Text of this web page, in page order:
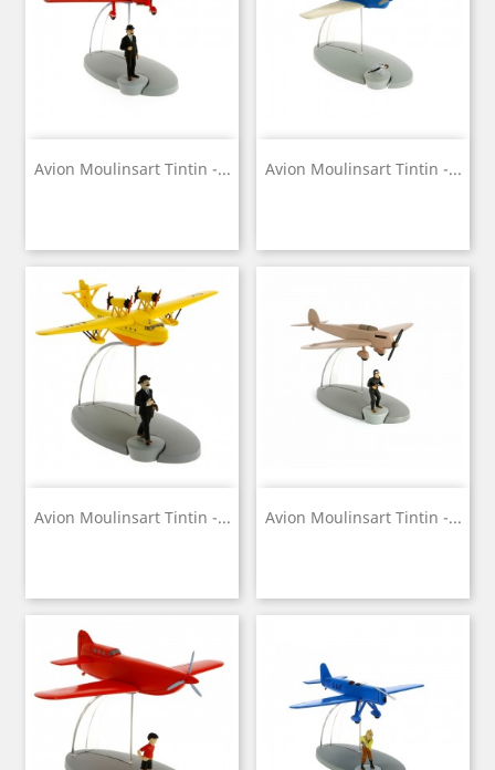
Avion Moulinsart Tintin -... Avion Moulinsart Tintin -...
Avion Moulinsart Tintin -... Avion Moulinsart Tintin -...